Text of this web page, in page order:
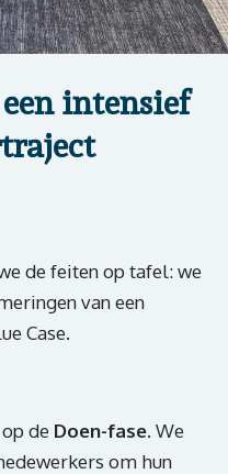
intensief
de feiten op tafel: we
van een
Case.
de Doen-fase. We
om hun